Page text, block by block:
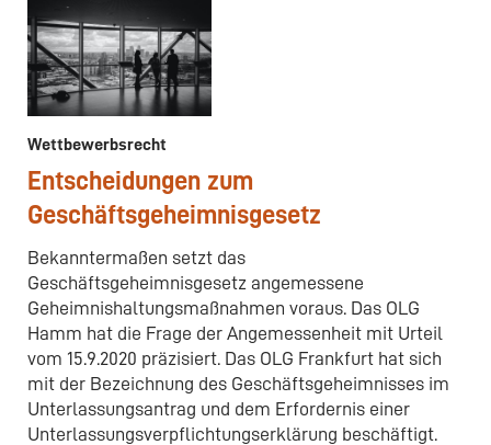
Wettbewerbsrecht
Entscheidungen zum
Geschäftsgeheimnisgesetz
Bekanntermaßen setzt das
Geschäftsgeheimnisgesetz angemessene
Geheimnishaltungsmaßnahmen voraus. Das OLG
Hamm hat die Frage der Angemessenheit mit Urteil
vom 15.9.2020 präzisiert. Das OLG Frankfurt hat sich
mit der Bezeichnung des Geschäftsgeheimnisses im
Unterlassungsantrag und dem Erfordernis einer
Unterlassungsverpflichtungserklärung beschäftigt.